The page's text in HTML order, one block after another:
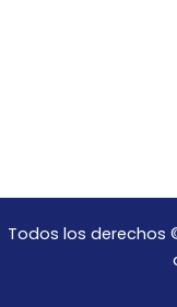
Todos los derechos